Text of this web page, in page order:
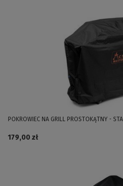
POKROWIEC NA GRILL PROSTOKĄTNY -
179,00 zł